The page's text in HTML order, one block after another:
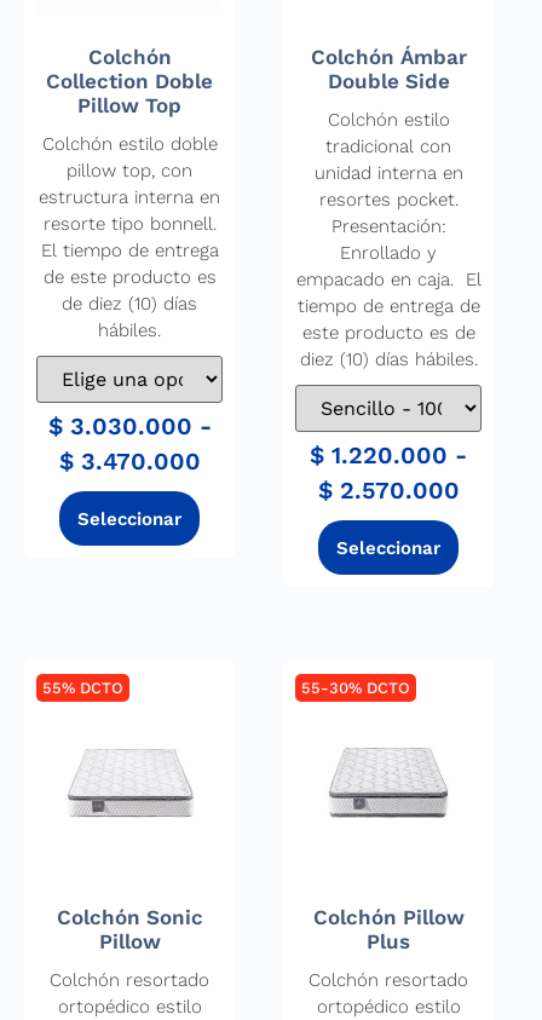
Colchón
Collection Doble
Pillow Top
Colchón estilo doble
pillow top, con
estructura interna en
resorte tipo bonnell.
El tiempo de entrega
de este producto es
de diez (10) días
hábiles.
$3.030.000 -
$3.470.000
Colchón Ámbar
Double Side
Colchón estilo
tradicional con
unidad interna en
resortes pocket.
Presentación:
Enrollado y
empacado en caja. El
tiempo de entrega de
este producto es de
diez (10) días hábiles.
$ 1.220.000 -
$2.570.000
55% DCTO
Colchón Sonic
Pillow
Colchón resortado
ortopédico estilo
55-30% DCTO
Colchón Pillow
Plus
Colchón resortado
ortopédico estilo